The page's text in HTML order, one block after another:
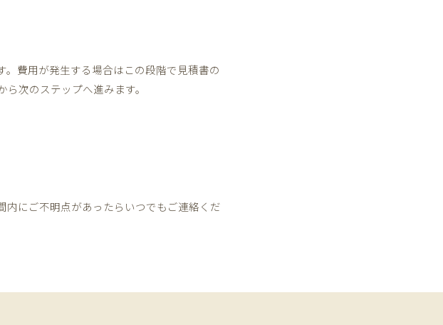
費用が発生する場合はこの段階で見積書の
次のステップへ進みます。
にご不明点があったらいつでもご連絡くだ